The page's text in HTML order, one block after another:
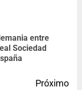
entre
Sociedad
Próximo